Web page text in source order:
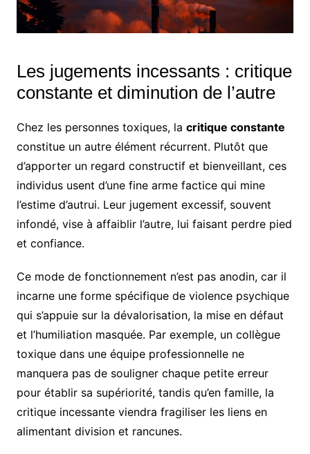
Les jugements incessants : critique
constante et diminution de l’autre
Chez les personnes toxiques, la critique constante
constitue un autre élément récurrent. Plutôt que
d’apporter un regard constructif et bienveillant, ces
individus usent d’une fine arme factice qui mine
l’estime d’autrui. Leur jugement excessif, souvent
infondé, vise à affaiblir l’autre, lui faisant perdre pied
et confiance.
Ce mode de fonctionnement n’est pas anodin, car il
incarne une forme spécifique de violence psychique
qui s’appuie sur la dévalorisation, la mise en défaut
et l’humiliation masquée. Par exemple, un collègue
toxique dans une équipe professionnelle ne
manquera pas de souligner chaque petite erreur
pour établir sa supériorité, tandis qu’en famille, la
critique incessante viendra fragiliser les liens en
alimentant division et rancunes.